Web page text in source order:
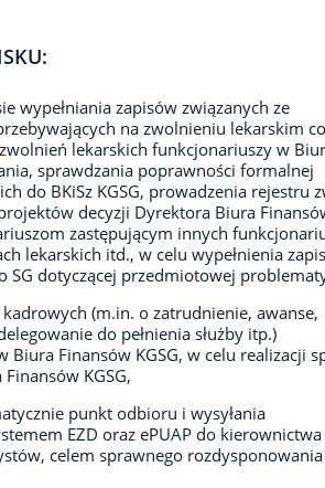
wypełniania zapisów związanych ze
na zwolnieniu lekarskim co
lekarskich funkcjonariuszy w
sprawdzania poprawności formalnej
do BKiSz KGSG, prowadzenia rejestru
decyzji Dyrektora Biura
zastępującym innych
lekarskich itd., w celu wypełnienia
SG dotyczącej przedmiotowej
(m.in. o zatrudnienie, awanse,
do pełnienia służby itp.)
Finansów KGSG, w celu realizacji
KGSG,
punkt odbioru i wysyłania
EZD oraz ePUAP do
celem sprawnego rozdysponowania